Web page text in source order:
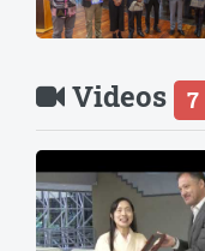
Videos 7